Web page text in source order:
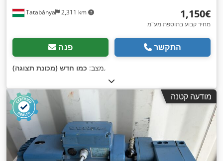
Tatabánya 2,311 km ‏1,150 ‏€
מחיר קבוע בתוספת מע"מ
פנה התקשר
מצב: כמו חדש (מכונת תצוגה) ,
מודעה קטנה